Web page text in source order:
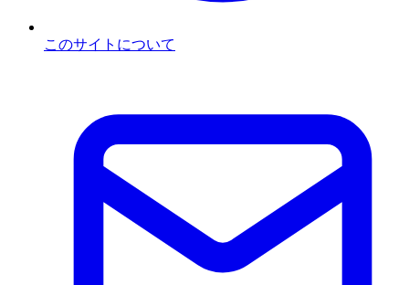
このサイトについて